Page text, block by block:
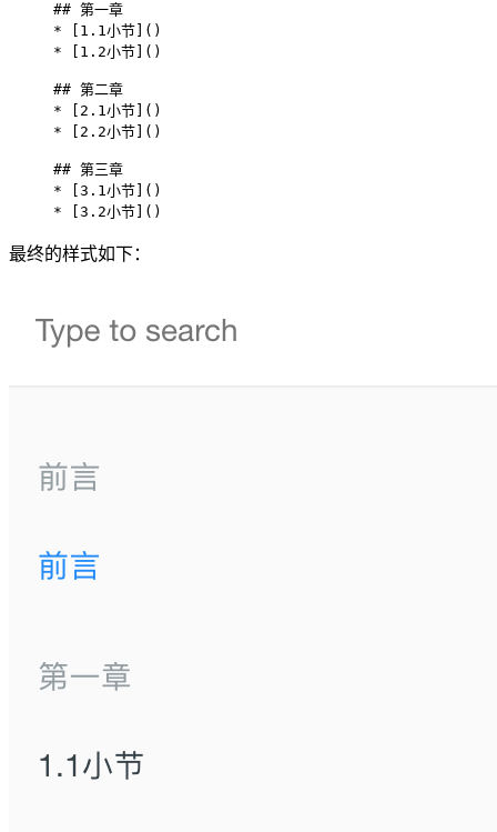
## 第一章
* [1.1小节]()
* [1.2小节]()
## 第二章
* [2.1小节]()
* [2.2小节]()
## 第三章
* [3.1小节]()
* [3.2小节]()
最终的样式如下：